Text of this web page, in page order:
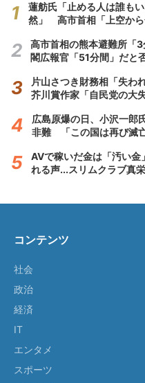
蓮舫氏「止める人は誰も
然」 高市首相「上空か
高市首相の熊本避難所「
閣広報官「51分間」だと
片山さつき財務相「失わ
芥川賞作家「自民党の大
広島原爆の日、小沢一郎
非難 「この国は再び滅
AVで稼いだ金は「汚い
れる声...スリムクラブ真
コンテンツ
社会
政治
経済
IT
エンタメ
スポーツ